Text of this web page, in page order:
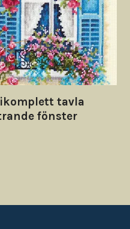
tavla
fönster